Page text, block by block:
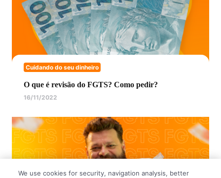
Cuidando do seu dinheiro
O que é revisão do FGTS? Como pedir?
16/11/2022
We use cookies for security, navigation analysis, better